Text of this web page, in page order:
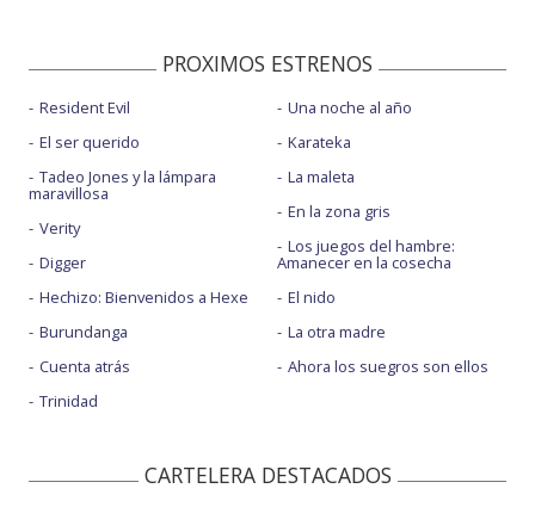
PROXIMOS ESTRENOS
Resident Evil
El ser querido
Tadeo Jones y la lámpara
maravillosa
Verity
Digger
Hechizo: Bienvenidos a Hexe
Burundanga
Cuenta atrás
Trinidad
Una noche al año
Karateka
La maleta
En la zona gris
Los juegos del hambre:
Amanecer en la cosecha
El nido
La otra madre
Ahora los suegros son ellos
CARTELERA DESTACADOS